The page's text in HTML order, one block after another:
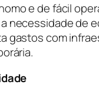
e de fácil
necessidade de
gastos com